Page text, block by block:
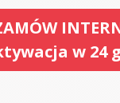
w 24